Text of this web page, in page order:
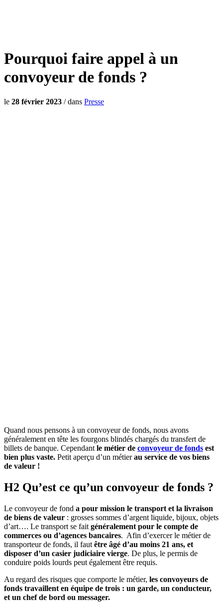
Pourquoi faire appel à un
convoyeur de fonds ?
le 28 février 2023 /dans Presse
Quand nous pensons à un convoyeur de fonds, nous avons
généralement en tête les fourgons blindés chargés du transfert de
billets de banque. Cependant le métier de convoyeur de fonds est
bien plus vaste. Petit aperçu d’un métierau service de vos biens
de valeur !
H2 Qu’est ce qu’un convoyeur de fonds ?
Le convoyeur de fond a pour mission le transport et la livraison
de biens de valeur : grosses sommes d’argent liquide, bijoux, objets
d’art…. Le transport se fait généralement pour le compte de
commerces ou d’agences bancaires. Afin d’exercer le métier de
transporteur de fonds, il faut être âgé d’au moins 21 ans, et
disposer d’un casier judiciaire vierge. De plus, le permis de
conduire poids lourds peut également être requis.
Au regard des risques que comporte le métier, les convoyeurs de
fonds travaillent en équipe de trois : un garde, un conducteur,
et un chef de bord ou messager.